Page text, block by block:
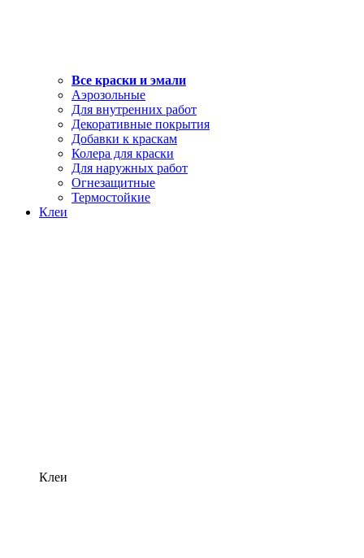
Все краски и эмали
Аэрозольные
Для внутренних работ
Декоративные покрытия
Добавки к краскам
Колера для краски
Для наружных работ
Огнезащитные
Термостойкие
Клеи
Клеи